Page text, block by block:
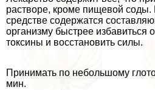
растворе, кроме пищевой соды.
средстве содержатся
организму быстрее избавиться
токсины и восстановить силы.
Принимать по небольшому
мин.